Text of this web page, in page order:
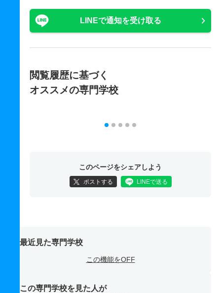
LINEで通知を受け取る
閲覧履歴に基づく
オススメの専門学校
このページをシェアしよう
ポストする LINEで送る
最近見た専門学校
この機能をOFF
この専門学校を見た人が